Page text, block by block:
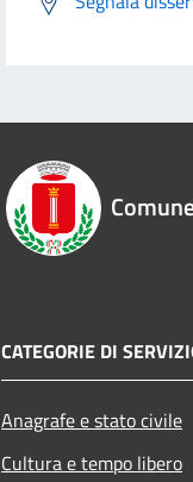
CATEGORIE DI
Anagrafe e stato civile
Cultura e tempo libero